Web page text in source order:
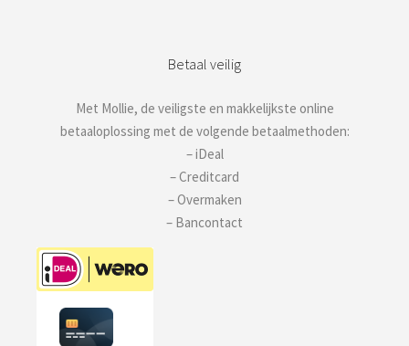
Betaal veilig
Met Mollie, de veiligste en makkelijkste online
betaaloplossing met de volgende betaalmethoden:
– iDeal
– Creditcard
– Overmaken
– Bancontact